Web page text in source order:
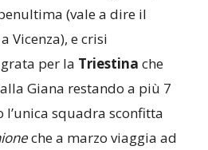
(vale a dire il
Vicenza), e crisi
per la Triestina che
Giana restando a più 7
l’unica squadra sconfitta
che a marzo viaggia ad